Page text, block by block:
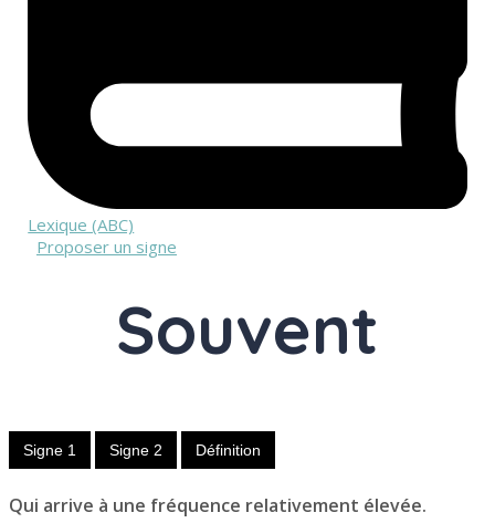
Lexique (ABC)
Proposer un signe
Souvent
Signe 1 Signe 2 Définition
Qui arrive à une fréquence relativement élevée.